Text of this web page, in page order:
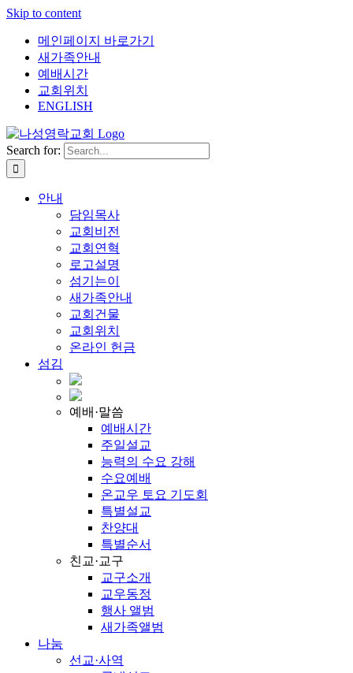
Skip to content
메인페이지 바로가기
새가족안내
예배시간
교회위치
ENGLISH
Search for:
안내
담임목사
교회비전
교회연혁
로고설명
섬기는이
새가족안내
교회건물
교회위치
온라인 헌금
섬김
예배·말씀
예배시간
주일설교
능력의 수요 강해
수요예배
온교우 토요 기도회
특별설교
찬양대
특별순서
친교·교구
교구소개
교우동정
행사 앨범
새가족앨범
나눔
선교·사역